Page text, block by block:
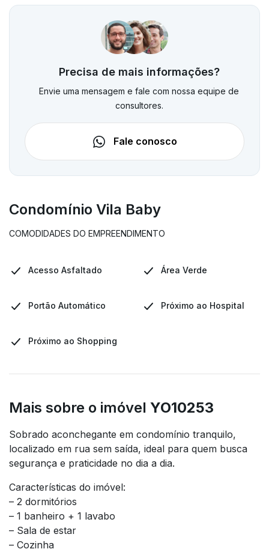
Precisa de mais informações?
Envie uma mensagem e fale com nossa equipe de
consultores.
Fale conosco
Condomínio Vila Baby
COMODIDADES DO EMPREENDIMENTO
Acesso Asfaltado Área Verde
Portão Automático Próximo ao Hospital
Próximo ao Shopping
Mais sobre o imóvel YO10253
Sobrado aconchegante em condomínio tranquilo,
localizado em rua sem saída, ideal para quem busca
segurança e praticidade no dia a dia.
Características do imóvel:
– 2 dormitórios
– 1 banheiro + 1 lavabo
– Sala de estar
– Cozinha